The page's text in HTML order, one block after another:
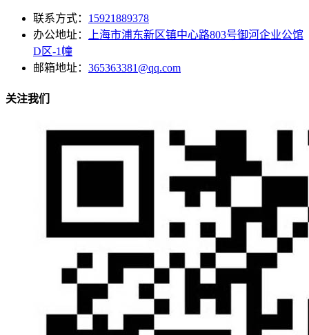
联系方式： 15921889378
办公地址：
上海市浦东新区镇中心路803号御河企业公馆
D区-1幢
邮箱地址： 365363381@qq.com
关注我们